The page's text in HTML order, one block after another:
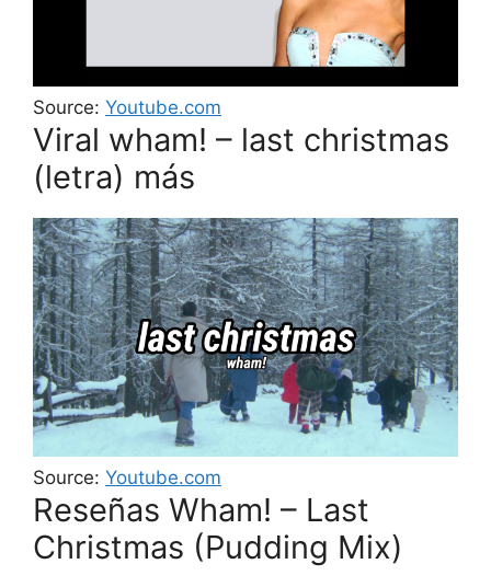
Source: Youtube.com
Viral wham! – last christmas
(letra) más
Source: Youtube.com
Reseñas Wham! – Last
Christmas (Pudding Mix)